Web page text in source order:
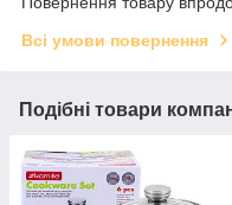
Всі умови повернення
Подібні товари